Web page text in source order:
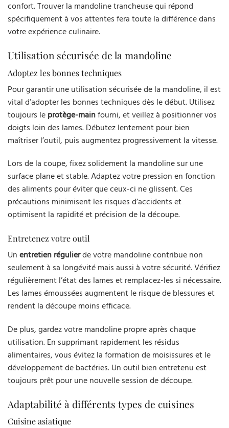
confort. Trouver la mandoline trancheuse qui répond
spécifiquement à vos attentes fera toute la différence dans
votre expérience culinaire.
Utilisation sécurisée de la mandoline
Adoptez les bonnes techniques
Pour garantir une utilisation sécurisée de la mandoline, il est
vital d’adopter les bonnes techniques dès le début. Utilisez
toujours le protège-mainfourni, et veillez à positionner vos
doigts loin des lames. Débutez lentement pour bien
maîtriser l’outil, puis augmentez progressivement la vitesse.
Lors de la coupe, fixez solidement la mandoline sur une
surface plane et stable. Adaptez votre pression en fonction
des aliments pour éviter que ceux-ci ne glissent. Ces
précautions minimisent les risques d’accidents et
optimisent la rapidité et précision de la découpe.
Entretenez votre outil
Un entretien régulierde votre mandoline contribue non
seulement à sa longévité mais aussi à votre sécurité. Vérifiez
régulièrement l’état des lames et remplacez-les si nécessaire.
Les lames émoussées augmentent le risque de blessures et
rendent la découpe moins efficace.
De plus, gardez votre mandoline propre après chaque
utilisation. En supprimant rapidement les résidus
alimentaires, vous évitez la formation de moisissures et le
développement de bactéries. Un outil bien entretenu est
toujours prêt pour une nouvelle session de découpe.
Adaptabilité à différents types de cuisines
Cuisine asiatique